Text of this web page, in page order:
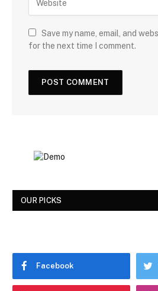
Save my name, email, and
for the next time I comment.
OUR PICKS
Facebook